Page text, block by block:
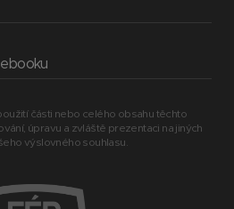
části nebo celého obsahu těchto
úpravu a zvláště prezentaci na jiných
výslovného souhlasu.